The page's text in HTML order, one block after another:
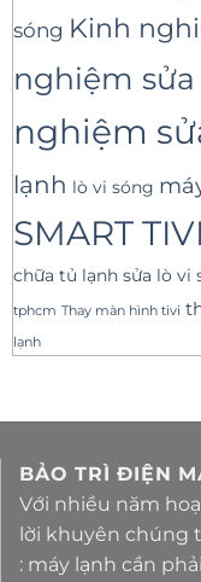
sóng Kinh
nghiệm
nghiệm
lạnh lò vi sóng
SMART TIVI
chữa tủ lạnh sửa lò vi
tphcm Thay màn hình tivi
lạnh
BẢO TRÌ ĐIỆN
Với nhiều năm
lời khuyên chúng
: máy lạnh cần